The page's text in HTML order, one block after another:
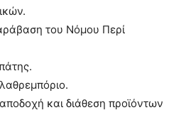
του Νόμου Περί
και διάθεση προϊόντων